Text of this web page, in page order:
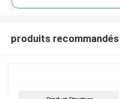
produits recommandés